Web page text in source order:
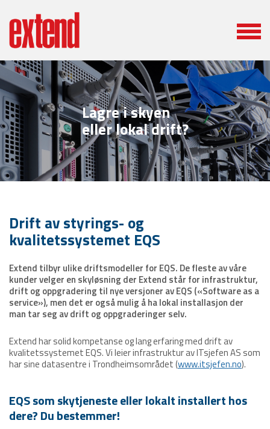
Lagre i skyen
eller lokal drift?
Drift av styrings- og
kvalitetssystemet EQS
Extend tilbyr ulike driftsmodeller for EQS. De fleste av våre
kunder velger en skyløsning der Extend står for infrastruktur,
drift og oppgradering til nye versjoner av EQS («Software as a
service»), men det er også mulig å ha lokal installasjon der
man tar seg av drift og oppgraderinger selv.
Extend har solid kompetanse og lang erfaring med drift av
kvalitetssystemet EQS. Vi leier infrastruktur av ITsjefen AS som
har sine datasentre i Trondheimsområdet (www.itsjefen.no).
EQS som skytjeneste eller lokalt installert hos
dere? Du bestemmer!